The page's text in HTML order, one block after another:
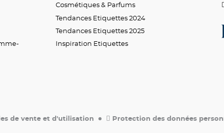
Cosmétiques & Parfums
Tendances Etiquettes 2024
Tendances Etiquettes 2025
Inspiration Etiquettes
de vente et d'utilisation Protection des données